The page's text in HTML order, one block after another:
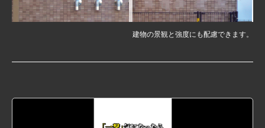
建物の景観と強度にも配慮できます。